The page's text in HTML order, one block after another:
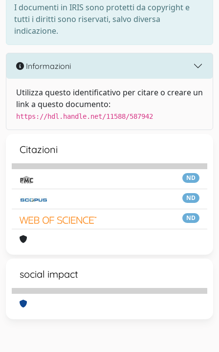
I documenti in IRIS sono protetti da copyright e
tutti i diritti sono riservati, salvo diversa
indicazione.
Informazioni
Utilizza questo identificativo per citare o creare un
link a questo documento:
https://hdl.handle.net/11588/587942
Citazioni
ND
ND
ND
social impact